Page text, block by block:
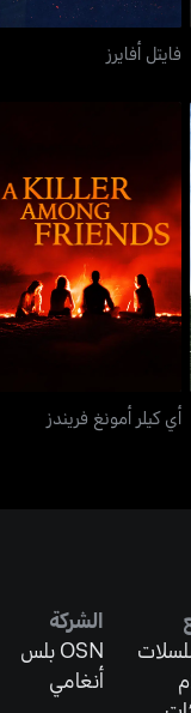
فايتل أفايرز
أي كيلر أمونغ فريندز
أي كيلر أمونغ فريندز
الشركة
OSN بلس
أنغامي